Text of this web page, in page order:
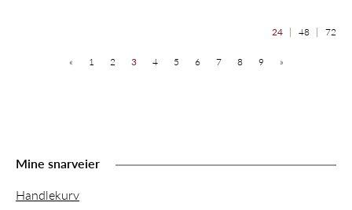
24 48 72
« 1 2 3 4 5 6 7 8 9 »
Mine snarveier
Handlekurv